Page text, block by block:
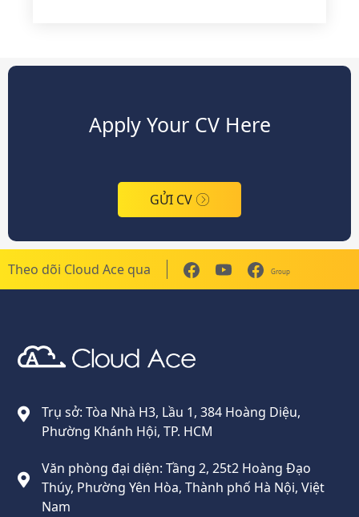
Apply Your CV Here
GỬI CV
Theo dõi Cloud Ace qua Group
Trụ sở: Tòa Nhà H3, Lầu 1, 384 Hoàng Diệu,
Phường Khánh Hội, TP. HCM
Văn phòng đại diện: Tầng 2, 25t2 Hoàng Đạo
Thúy, Phường Yên Hòa, Thành phố Hà Nội, Việt
Nam